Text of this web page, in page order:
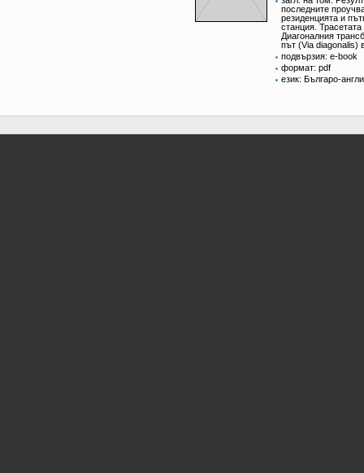
последните
резиденцията и
станция. Трасетата
Диагоналния
път (Via diagonalis)
подвързия: e-book
формат: pdf
език: Българо-